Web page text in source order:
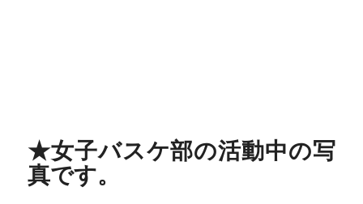
★女子バスケ部の活動中の写
真です。